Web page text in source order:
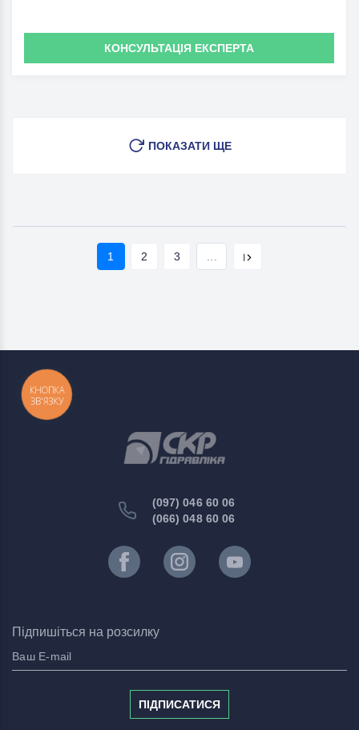
КОНСУЛЬТАЦІЯ ЕКСПЕРТА
ПОКАЗАТИ ЩЕ
1 2 3
(097) 046 60 06
(066) 048 60 06
Підпишіться на розсилку
ПІДПИСАТИСЯ
КНОПКА
ЗВ'ЯЗКУ